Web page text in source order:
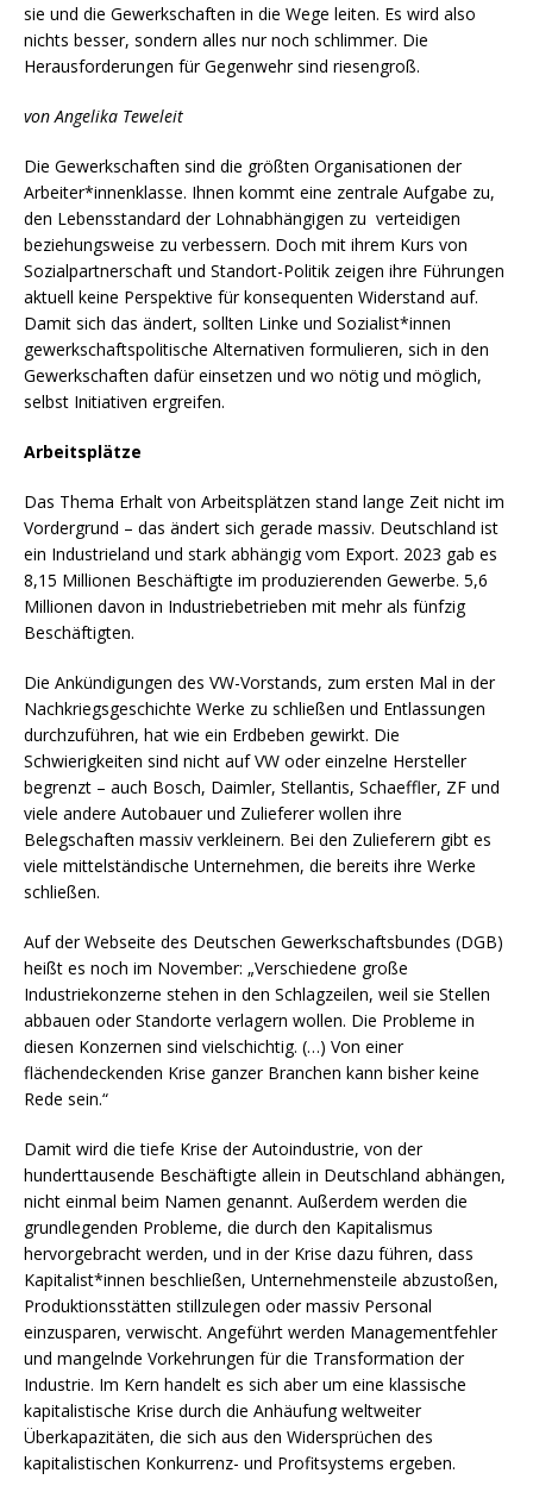
sie und die Gewerkschaften in die Wege leiten. Es wird also
nichts besser, sondern alles nur noch schlimmer. Die
Herausforderungen für Gegenwehr sind riesengroß.
von Angelika Teweleit
Die Gewerkschaften sind die größten Organisationen der
Arbeiter*innenklasse. Ihnen kommt eine zentrale Aufgabe zu,
den Lebensstandard der Lohnabhängigen zu verteidigen
beziehungsweise zu verbessern. Doch mit ihrem Kurs von
Sozialpartnerschaft und Standort-Politik zeigen ihre Führungen
aktuell keine Perspektive für konsequenten Widerstand auf.
Damit sich das ändert, sollten Linke und Sozialist*innen
gewerkschaftspolitische Alternativen formulieren, sich in den
Gewerkschaften dafür einsetzen und wo nötig und möglich,
selbst Initiativen ergreifen.
Arbeitsplätze
Das Thema Erhalt von Arbeitsplätzen stand lange Zeit nicht im
Vordergrund – das ändert sich gerade massiv. Deutschland ist
ein Industrieland und stark abhängig vom Export. 2023 gab es
8,15 Millionen Beschäftigte im produzierenden Gewerbe. 5,6
Millionen davon in Industriebetrieben mit mehr als fünfzig
Beschäftigten.
Die Ankündigungen des VW-Vorstands, zum ersten Mal in der
Nachkriegsgeschichte Werke zu schließen und Entlassungen
durchzuführen, hat wie ein Erdbeben gewirkt. Die
Schwierigkeiten sind nicht auf VW oder einzelne Hersteller
begrenzt – auch Bosch, Daimler, Stellantis, Schaeffler, ZF und
viele andere Autobauer und Zulieferer wollen ihre
Belegschaften massiv verkleinern. Bei den Zulieferern gibt es
viele mittelständische Unternehmen, die bereits ihre Werke
schließen.
Auf der Webseite des Deutschen Gewerkschaftsbundes (DGB)
heißt es noch im November: „Verschiedene große
Industriekonzerne stehen in den Schlagzeilen, weil sie Stellen
abbauen oder Standorte verlagern wollen. Die Probleme in
diesen Konzernen sind vielschichtig. (…) Von einer
flächendeckenden Krise ganzer Branchen kann bisher keine
Rede sein.“
Damit wird die tiefe Krise der Autoindustrie, von der
hunderttausende Beschäftigte allein in Deutschland abhängen,
nicht einmal beim Namen genannt. Außerdem werden die
grundlegenden Probleme, die durch den Kapitalismus
hervorgebracht werden, und in der Krise dazu führen, dass
Kapitalist*innen beschließen, Unternehmensteile abzustoßen,
Produktionsstätten stillzulegen oder massiv Personal
einzusparen, verwischt. Angeführt werden Managementfehler
und mangelnde Vorkehrungen für die Transformation der
Industrie. Im Kern handelt es sich aber um eine klassische
kapitalistische Krise durch die Anhäufung weltweiter
Überkapazitäten, die sich aus den Widersprüchen des
kapitalistischen Konkurrenz- und Profitsystems ergeben.